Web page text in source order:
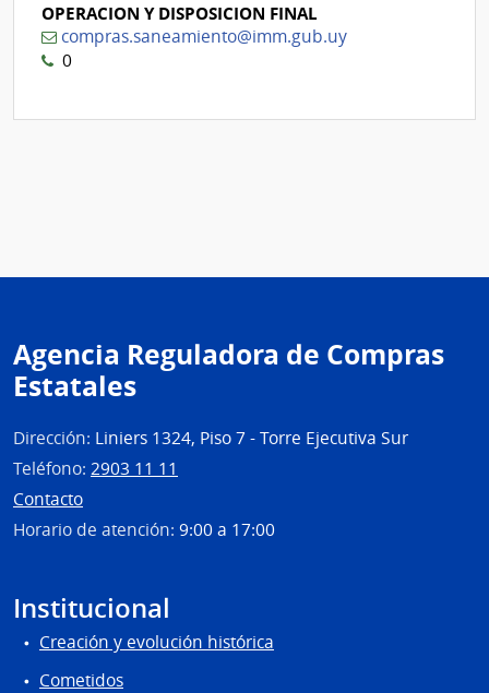
OPERACION Y DISPOSICION FINAL
compras.saneamiento@imm.gub.uy
0
Agencia Reguladora de Compras
Estatales
Dirección: Liniers 1324, Piso 7 - Torre Ejecutiva Sur
Teléfono: 2903 11 11
Contacto
Horario de atención: 9:00 a 17:00
Institucional
Creación y evolución histórica
Cometidos